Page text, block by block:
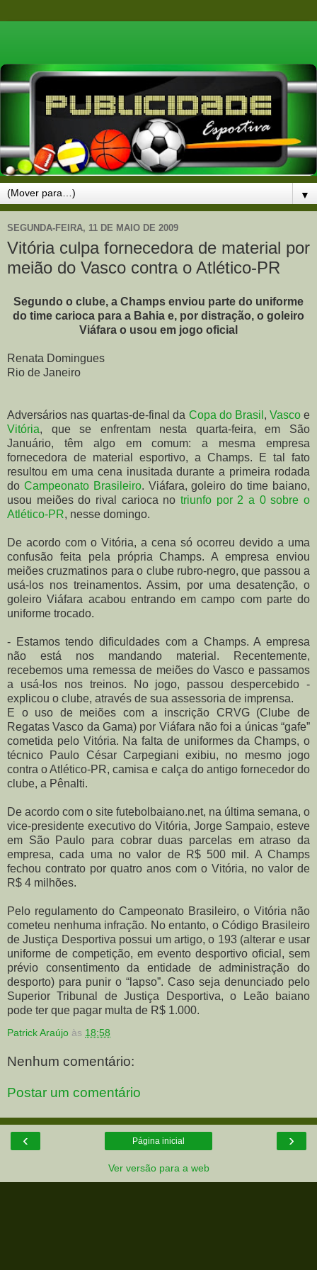
▼
SEGUNDA-FEIRA, 11 DE MAIO DE 2009
Vitória culpa fornecedora de material por
meião do Vasco contra o Atlético-PR
Segundo o clube, a Champs enviou parte do uniforme
do time carioca para a Bahia e, por distração, o goleiro
Viáfara o usou em jogo oficial
Renata Domingues
Rio de Janeiro
Adversários nas quartas-de-final da Copa do Brasil , Vascoe
Vitória, que se enfrentam nesta quarta-feira, em São
Januário, têm algo em comum: a mesma empresa
fornecedora de material esportivo, a Champs. E tal fato
resultou em uma cena inusitada durante a primeira rodada
do Campeonato Brasileiro. Viáfara, goleiro do time baiano,
usou meiões do rival carioca no triunfo por 2 a 0 sobre o
Atlético-PR, nesse domingo.
De acordo com o Vitória, a cena só ocorreu devido a uma
confusão feita pela própria Champs. A empresa enviou
meiões cruzmatinos para o clube rubro-negro, que passou a
usá-los nos treinamentos. Assim, por uma desatenção, o
goleiro Viáfara acabou entrando em campo com parte do
uniforme trocado.
- Estamos tendo dificuldades com a Champs. A empresa
não está nos mandando material. Recentemente,
recebemos uma remessa de meiões do Vasco e passamos
a usá-los nos treinos. No jogo, passou despercebido -
explicou o clube, através de sua assessoria de imprensa.
E o uso de meiões com a inscrição CRVG (Clube de
Regatas Vasco da Gama) por Viáfara não foi a únicas “gafe”
cometida pelo Vitória. Na falta de uniformes da Champs, o
técnico Paulo César Carpegiani exibiu, no mesmo jogo
contra o Atlético-PR, camisa e calça do antigo fornecedor do
clube, a Pênalti.
De acordo com o site futebolbaiano.net, na última semana, o
vice-presidente executivo do Vitória, Jorge Sampaio, esteve
em São Paulo para cobrar duas parcelas em atraso da
empresa, cada uma no valor de R$ 500 mil. A Champs
fechou contrato por quatro anos com o Vitória, no valor de
R$ 4 milhões.
Pelo regulamento do Campeonato Brasileiro, o Vitória não
cometeu nenhuma infração. No entanto, o Código Brasileiro
de Justiça Desportiva possui um artigo, o 193 (alterar e usar
uniforme de competição, em evento desportivo oficial, sem
prévio consentimento da entidade de administração do
desporto) para punir o “lapso”. Caso seja denunciado pelo
Superior Tribunal de Justiça Desportiva, o Leão baiano
pode ter que pagar multa de R$ 1.000.
Patrick Araújo às 18:58
Nenhum comentário:
Postar um comentário
‹ ›
Página inicial
Ver versão para a web